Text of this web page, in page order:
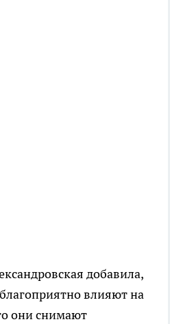
добавила,
влияют на
они снимают